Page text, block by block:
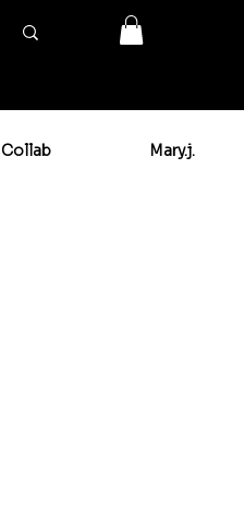
Collab Mary.j.